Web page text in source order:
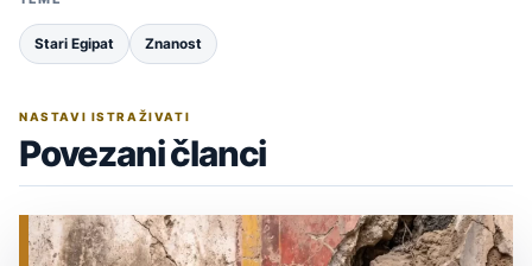
Stari Egipat Znanost
NASTAVI ISTRAŽIVATI
Povezani članci